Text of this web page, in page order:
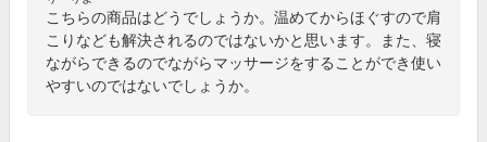
こちらの商品はどうでしょうか。温めてからほぐすので肩
こりなども解決されるのではないかと思います。また、寝
ながらできるのでながらマッサージをすることができ使い
やすいのではないでしょうか。